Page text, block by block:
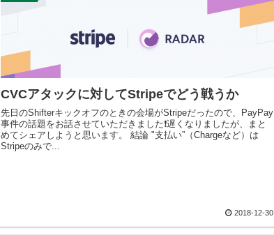
CVCアタックに対してStripeでどう戦うか
先日のShifterキックオフのときの会場がStripeだったので、PayPay
事件の話題をお話させていただきました❗遅くなりましたが、まと
めてシェアしようと思います。 結論 "支払い”（Chargeなど）は
Stripeのみで...
2018-12-30